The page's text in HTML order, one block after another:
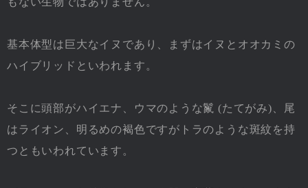
基本体型は巨大なイヌであり、まずはイヌとオオカミの
ハイブリッドといわれます。
そこに頭部がハイエナ、ウマのような鬣 (たてがみ)、尾
はライオン、明るめの褐色ですがトラのような斑紋を持
つともいわれています。